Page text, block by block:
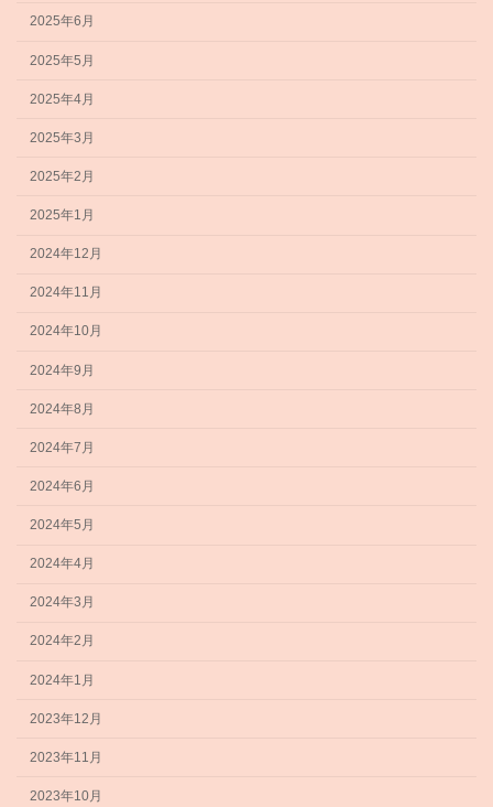
2025年6月
2025年5月
2025年4月
2025年3月
2025年2月
2025年1月
2024年12月
2024年11月
2024年10月
2024年9月
2024年8月
2024年7月
2024年6月
2024年5月
2024年4月
2024年3月
2024年2月
2024年1月
2023年12月
2023年11月
2023年10月